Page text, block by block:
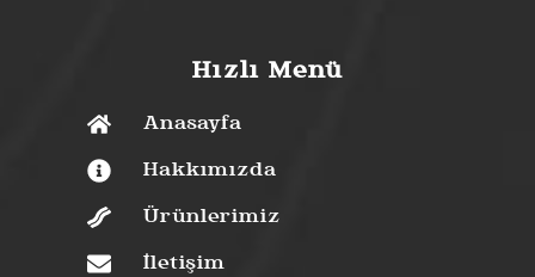
Hızlı Menü
Anasayfa
Hakkımızda
Ürünlerimiz
İletişim